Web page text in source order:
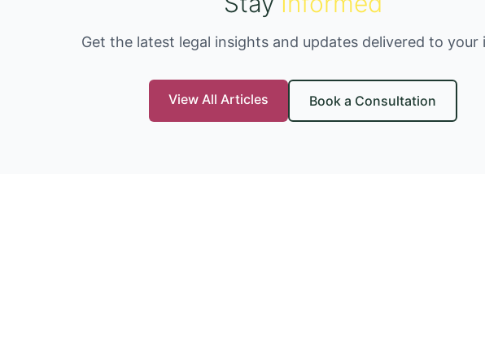
Get the latest legal insights and updates delivered to your
View All Articles Book a Consultation